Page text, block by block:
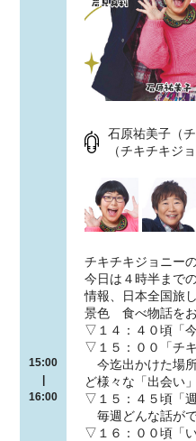
15:00
16:00
石原祐美子（
（チキチキジ
チキチキジョニー
今日は４時半まで
情報、日本全国旅
景色 食べ物話をお
▽１４：４０頃「
▽１５：００「チ
今迄出かけた場
ど様々な「出会い
▽１５：４５頃「
毎週どんな話が
▽１６：００頃「